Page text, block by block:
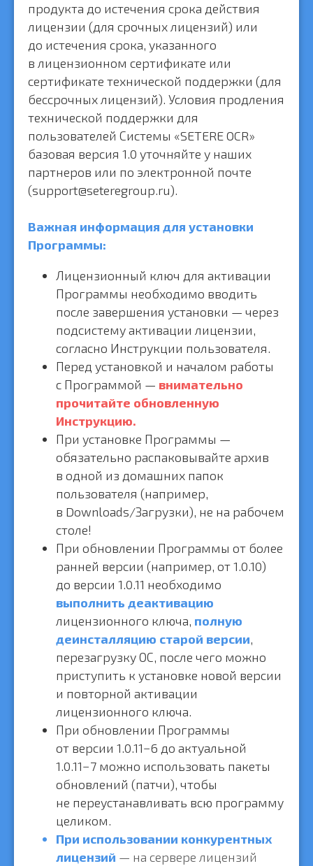
продукта до истечения срока действия
лицензии (для срочных лицензий) или
до истечения срока, указанного
в лицензионном сертификате или
сертификате технической поддержки (для
бессрочных лицензий). Условия продления
технической поддержки для
пользователей Системы «SETERE OCR»
базовая версия 1.0 уточняйте у наших
партнеров или по электронной почте
(support@seteregroup.ru).
Важная информация для установки
Программы:
Лицензионный ключ для активации
Программы необходимо вводить
после завершения установки — через
подсистему активации лицензии,
согласно Инструкции пользователя.
Перед установкой и началом работы
с Программой — внимательно
прочитайте обновленную
Инструкцию.
При установке Программы —
обязательно распаковывайте архив
в одной из домашних папок
пользователя (например,
в Downloads/Загрузки), не на рабочем
столе!
При обновлении Программы от более
ранней версии (например, от 1.0.10)
до версии 1.0.11 необходимо
выполнить деактивацию
лицензионного ключа, полную
деинсталляцию старой версии,
перезагрузку ОС, после чего можно
приступить к установке новой версии
и повторной активации
лицензионного ключа.
При обновлении Программы
от версии 1.0.11−6 до актуальной
1.0.11−7 можно использовать пакеты
обновлений (патчи), чтобы
не переустанавливать всю программу
целиком.
При использовании конкурентных
лицензий — на сервере лицензий